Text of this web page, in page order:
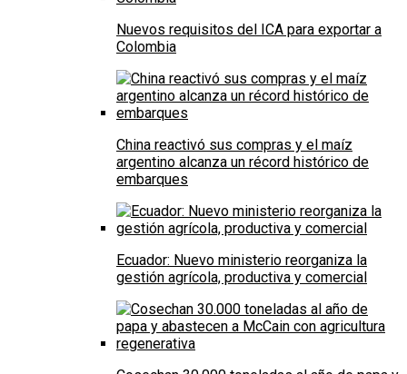
Nuevos requisitos del ICA para exportar a
Colombia
China reactivó sus compras y el maíz
argentino alcanza un récord histórico de
embarques
Ecuador: Nuevo ministerio reorganiza la
gestión agrícola, productiva y comercial